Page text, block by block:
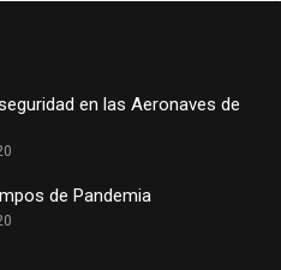
en las Aeronaves de
de Pandemia